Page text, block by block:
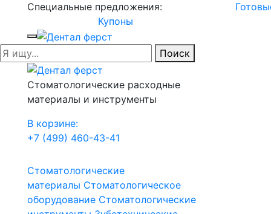
Специальные предложения:
Купоны
Поиск
Стоматологические расходные
материалы и инструменты
В корзине:
+7 (499) 460-43-41
Стоматологические
материалы Стоматологическое
оборудование Стоматологические